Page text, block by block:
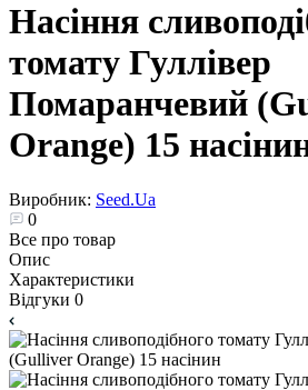
Насіння
томату Гуллівер
Помаранчевий
Orange) 15
Виробник: Seed.Ua
0
Все про товар
Опис
Характеристики
Відгуки 0